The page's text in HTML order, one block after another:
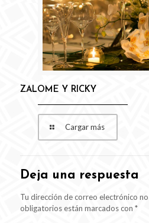
ZALOME Y RICKY
Cargar más
Deja una respuesta
Tu dirección de correo electrónico
obligatorios están marcados con *